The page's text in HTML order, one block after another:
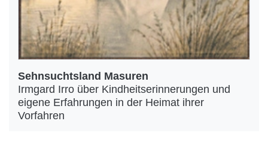
Sehnsuchtsland Masuren
Irmgard Irro über Kindheitserinnerungen und
eigene Erfahrungen in der Heimat ihrer
Vorfahren